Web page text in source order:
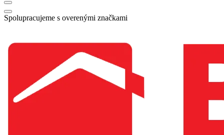
Spolupracujeme s overenými značkami